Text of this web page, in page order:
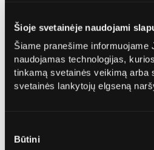
Šioje svetainėje naudojami
Šiame pranešime informuojame
naudojamas technologijas,
tinkamą svetainės veikimą arba
svetainės lankytojų elgseną
pasirinkimas
Būtini
Telefonas*
El. paštas*